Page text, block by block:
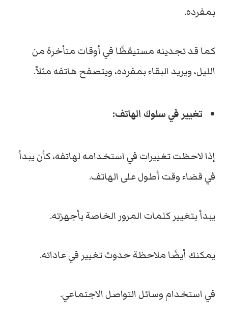
بمفرده.
كما قد تجدينه مستيقظًا في أوقات متأخرة من
الليل، ويريد البقاء بمفرده، ويتصفح هاتفه مثلاً.
تغيير في سلوك الهاتف:
إذا لاحظت تغييرات في استخدامه لهاتفه، كأن يبدأ
في قضاء وقت أطول على الهاتف.
يبدأ بتغيير كلمات المرور الخاصة بأجهزته.
يمكنك أيضًا ملاحظة حدوث تغيير في عاداته.
في استخدام وسائل التواصل الاجتماعي.